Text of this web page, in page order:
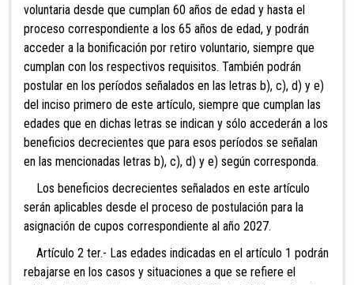
voluntaria desde que cumplan 60 años de edad y hasta el
proceso correspondiente a los 65 años de edad, y podrán
acceder a la bonificación por retiro voluntario, siempre que
cumplan con los respectivos requisitos. También podrán
postular en los períodos señalados en las letras b), c), d) y e)
del inciso primero de este artículo, siempre que cumplan las
edades que en dichas letras se indican y sólo accederán a los
beneficios decrecientes que para esos períodos se señalan
en las mencionadas letras b), c), d) y e) según corresponda.
Los beneficios decrecientes señalados en este artículo
serán aplicables desde el proceso de postulación para la
asignación de cupos correspondiente al año 2027.
Artículo 2 ter.- Las edades indicadas en el artículo 1 podrán
rebajarse en los casos y situaciones a que se refiere el